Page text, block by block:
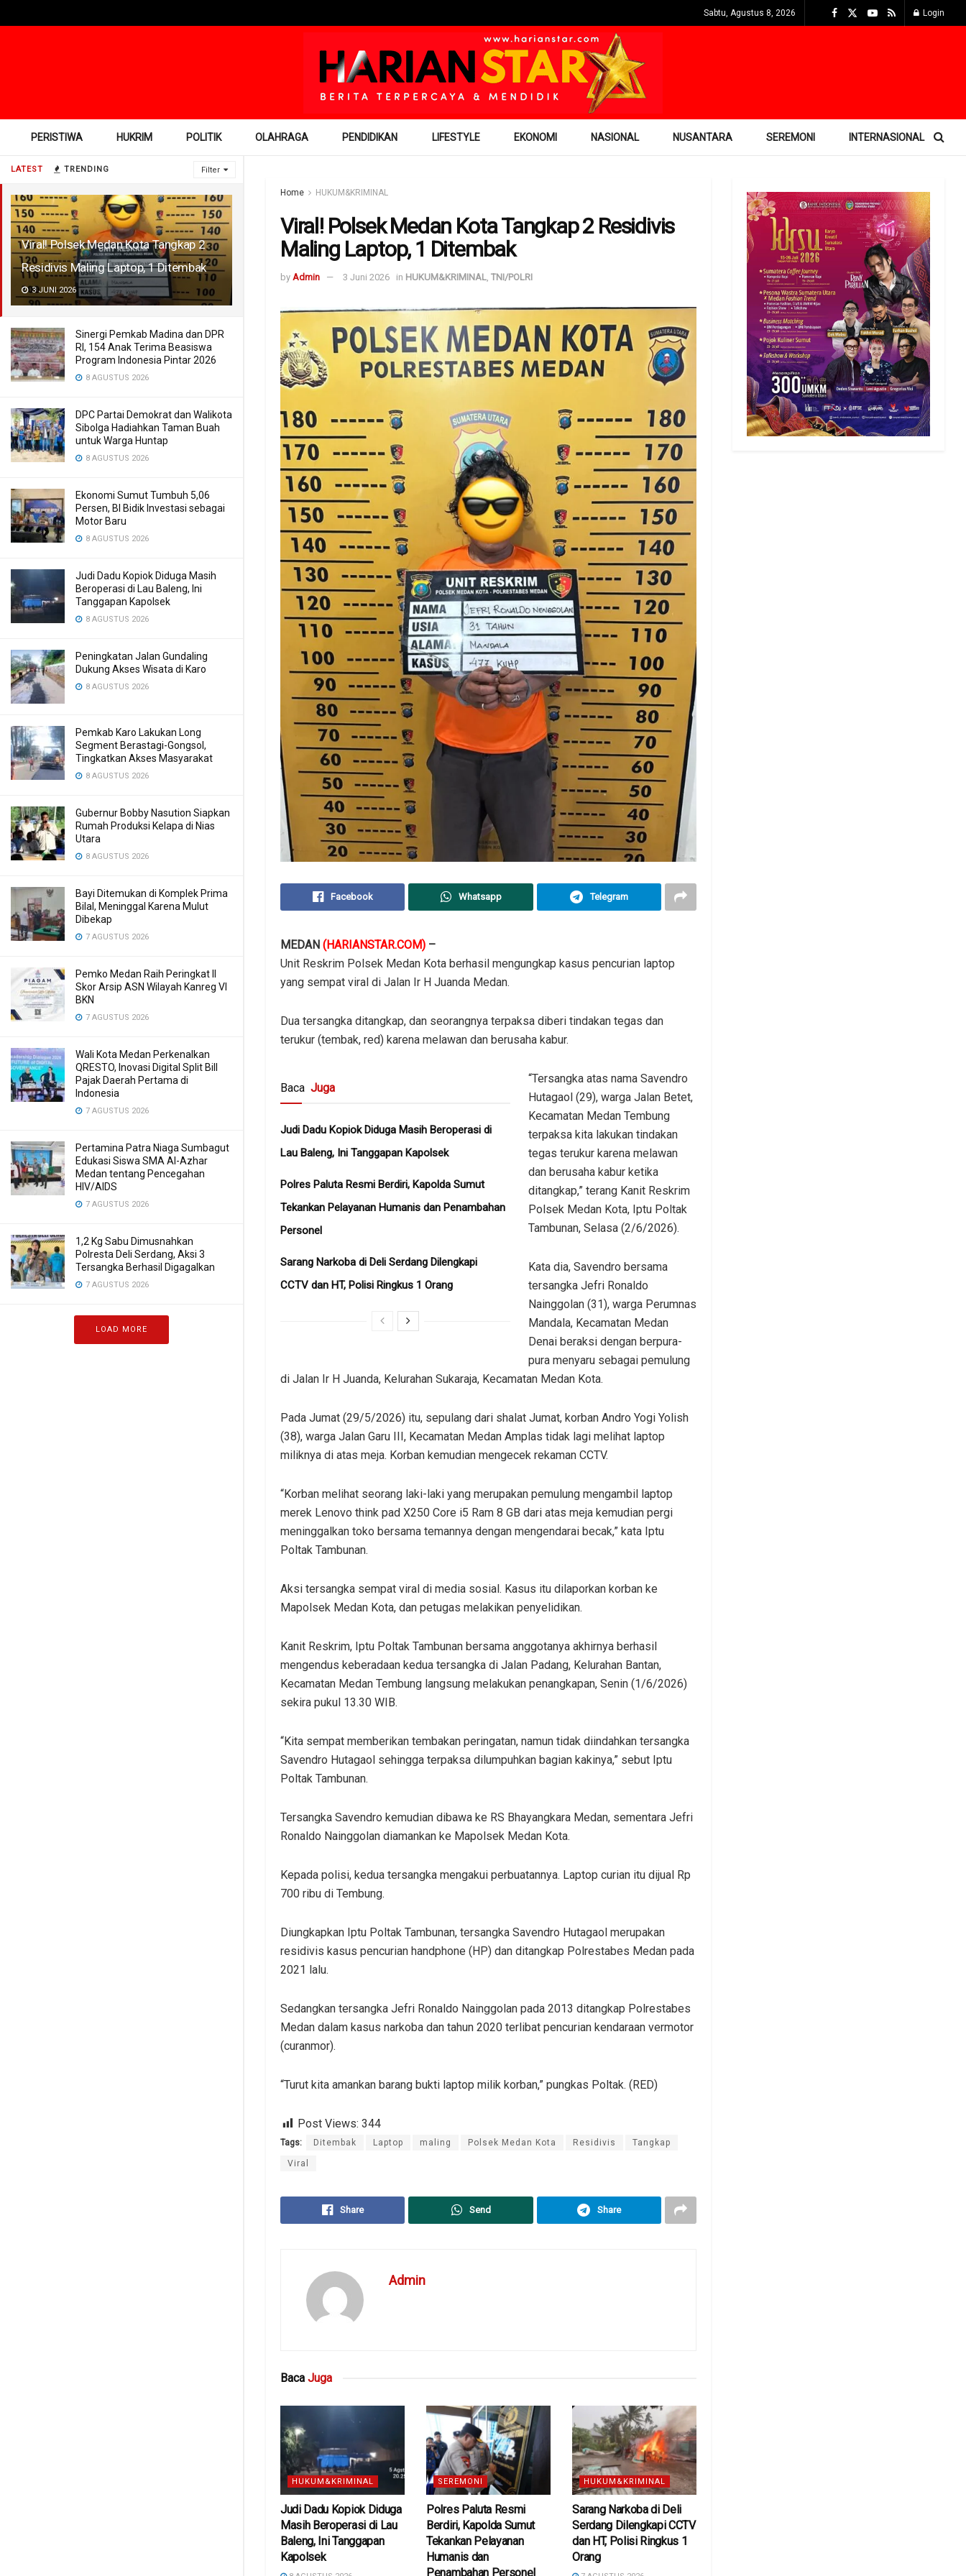
LATEST TRENDING Filter
Viral! Polsek Medan Kota Tangkap 2
Residivis Maling Laptop, 1 Ditembak
3 JUNI 2026
Sinergi Pemkab Madina dan DPR
RI, 154 Anak Terima Beasiswa
Program Indonesia Pintar 2026
8 AGUSTUS 2026
DPC Partai Demokrat dan Walikota
Sibolga Hadiahkan Taman Buah
untuk Warga Huntap
8 AGUSTUS 2026
Ekonomi Sumut Tumbuh 5,06
Persen, BI Bidik Investasi sebagai
Motor Baru
8 AGUSTUS 2026
Judi Dadu Kopiok Diduga Masih
Beroperasi di Lau Baleng, Ini
Tanggapan Kapolsek
8 AGUSTUS 2026
Peningkatan Jalan Gundaling
Dukung Akses Wisata di Karo
8 AGUSTUS 2026
Pemkab Karo Lakukan Long
Segment Berastagi-Gongsol,
Tingkatkan Akses Masyarakat
8 AGUSTUS 2026
Gubernur Bobby Nasution Siapkan
Rumah Produksi Kelapa di Nias
Utara
8 AGUSTUS 2026
Bayi Ditemukan di Komplek Prima
Bilal, Meninggal Karena Mulut
Dibekap
7 AGUSTUS 2026
Pemko Medan Raih Peringkat II
Skor Arsip ASN Wilayah Kanreg VI
BKN
7 AGUSTUS 2026
Wali Kota Medan Perkenalkan
QRESTO, Inovasi Digital Split Bill
Pajak Daerah Pertama di
Indonesia
7 AGUSTUS 2026
Pertamina Patra Niaga Sumbagut
Edukasi Siswa SMA Al-Azhar
Medan tentang Pencegahan
HIV/AIDS
7 AGUSTUS 2026
1,2 Kg Sabu Dimusnahkan
Polresta Deli Serdang, Aksi 3
Tersangka Berhasil Digagalkan
7 AGUSTUS 2026
LOAD MORE
Sabtu, Agustus 8, 2026 Login
PERISTIWA HUKRIM POLITIK OLAHRAGA PENDIDIKAN LIFESTYLE EKONOMI NASIONAL NUSANTARA SEREMONI INTERNASIONAL
Home HUKUM&KRIMINAL
Viral! Polsek Medan Kota Tangkap 2 Residivis
Maling Laptop, 1 Ditembak
by Admin 3 Juni 2026 in HUKUM&KRIMINAL, TNI/POLRI
Facebook Whatsapp Telegram
MEDAN (HARIANSTAR.COM) –
Unit Reskrim Polsek Medan Kota berhasil mengungkap kasus pencurian laptop
yang sempat viral di Jalan Ir H Juanda Medan.
Dua tersangka ditangkap, dan seorangnya terpaksa diberi tindakan tegas dan
terukur (tembak, red) karena melawan dan berusaha kabur.
Baca Juga
Judi Dadu Kopiok Diduga Masih Beroperasi di
Lau Baleng, Ini Tanggapan Kapolsek
Polres Paluta Resmi Berdiri, Kapolda Sumut
Tekankan Pelayanan Humanis dan Penambahan
Personel
Sarang Narkoba di Deli Serdang Dilengkapi
CCTV dan HT, Polisi Ringkus 1 Orang
“Tersangka atas nama Savendro
Hutagaol (29), warga Jalan Betet,
Kecamatan Medan Tembung
terpaksa kita lakukan tindakan
tegas terukur karena melawan
dan berusaha kabur ketika
ditangkap,” terang Kanit Reskrim
Polsek Medan Kota, Iptu Poltak
Tambunan, Selasa (2/6/2026).
Kata dia, Savendro bersama
tersangka Jefri Ronaldo
Nainggolan (31), warga Perumnas
Mandala, Kecamatan Medan
Denai beraksi dengan berpura-
pura menyaru sebagai pemulung
di Jalan Ir H Juanda, Kelurahan Sukaraja, Kecamatan Medan Kota.
Pada Jumat (29/5/2026) itu, sepulang dari shalat Jumat, korban Andro Yogi Yolish
(38), warga Jalan Garu III, Kecamatan Medan Amplas tidak lagi melihat laptop
miliknya di atas meja. Korban kemudian mengecek rekaman CCTV.
“Korban melihat seorang laki-laki yang merupakan pemulung mengambil laptop
merek Lenovo think pad X250 Core i5 Ram 8 GB dari atas meja kemudian pergi
meninggalkan toko bersama temannya dengan mengendarai becak,” kata Iptu
Poltak Tambunan.
Aksi tersangka sempat viral di media sosial. Kasus itu dilaporkan korban ke
Mapolsek Medan Kota, dan petugas melakikan penyelidikan.
Kanit Reskrim, Iptu Poltak Tambunan bersama anggotanya akhirnya berhasil
mengendus keberadaan kedua tersangka di Jalan Padang, Kelurahan Bantan,
Kecamatan Medan Tembung langsung melakukan penangkapan, Senin (1/6/2026)
sekira pukul 13.30 WIB.
“Kita sempat memberikan tembakan peringatan, namun tidak diindahkan tersangka
Savendro Hutagaol sehingga terpaksa dilumpuhkan bagian kakinya,” sebut Iptu
Poltak Tambunan.
Tersangka Savendro kemudian dibawa ke RS Bhayangkara Medan, sementara Jefri
Ronaldo Nainggolan diamankan ke Mapolsek Medan Kota.
Kepada polisi, kedua tersangka mengakui perbuatannya. Laptop curian itu dijual Rp
700 ribu di Tembung.
Diungkapkan Iptu Poltak Tambunan, tersangka Savendro Hutagaol merupakan
residivis kasus pencurian handphone (HP) dan ditangkap Polrestabes Medan pada
2021 lalu.
Sedangkan tersangka Jefri Ronaldo Nainggolan pada 2013 ditangkap Polrestabes
Medan dalam kasus narkoba dan tahun 2020 terlibat pencurian kendaraan vermotor
(curanmor).
“Turut kita amankan barang bukti laptop milik korban,” pungkas Poltak. (RED)
Post Views: 344
Tags: Ditembak Laptop maling Polsek Medan Kota Residivis Tangkap
Viral
Share Send Share
Admin
Baca Juga
HUKUM&KRIMINAL
Judi Dadu Kopiok Diduga
Masih Beroperasi di Lau
Baleng, Ini Tanggapan
Kapolsek
SEREMONI
Polres Paluta Resmi
Berdiri, Kapolda Sumut
Tekankan Pelayanan
Humanis dan
Penambahan Personel
HUKUM&KRIMINAL
Sarang Narkoba di Deli
Serdang Dilengkapi CCTV
dan HT, Polisi Ringkus 1
Orang